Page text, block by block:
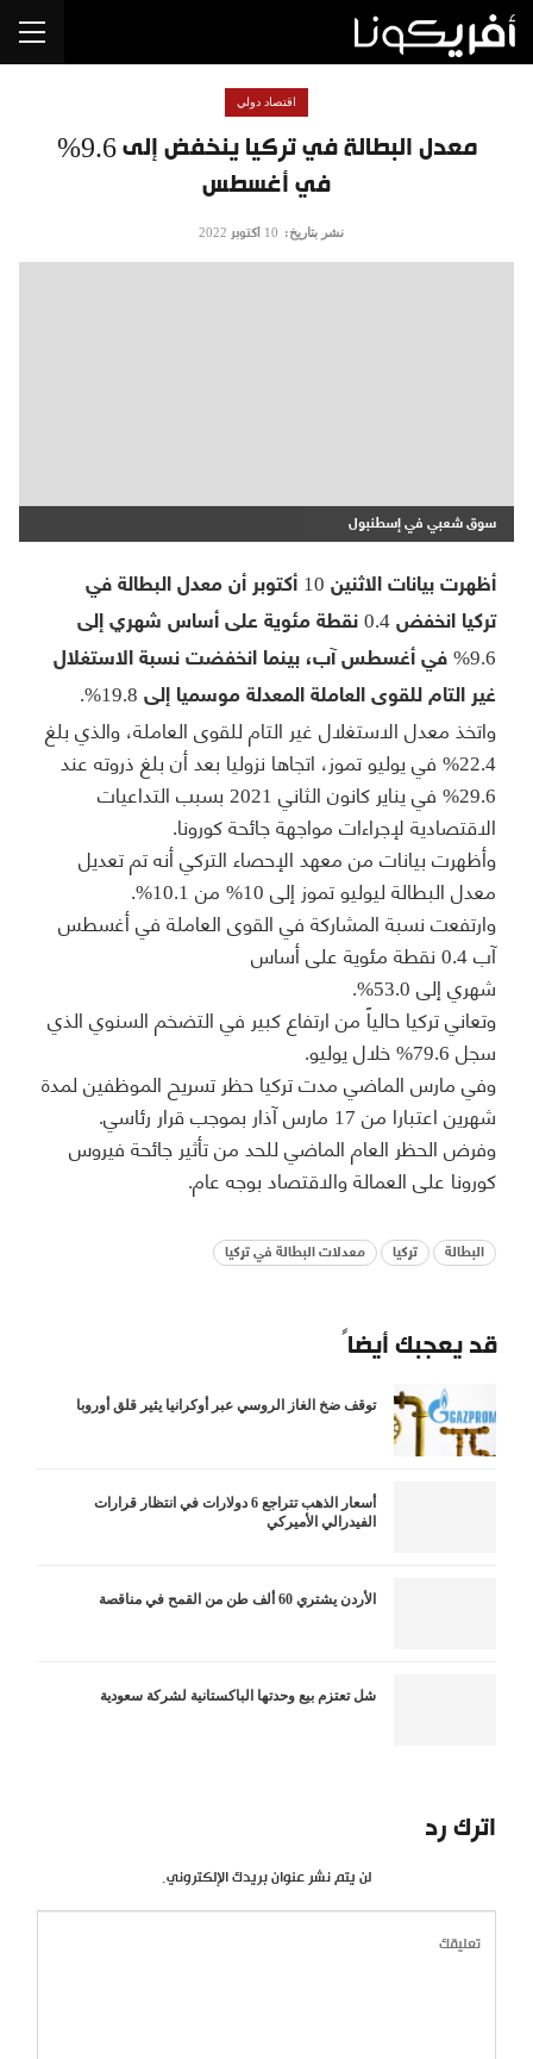
معدل البطالة في تركيا ينخفض إلى 9.6%
في أغسطس
اقتصاد دولي
نشر بتاريخ: 10 أكتوبر 2022
سوق شعبي في إسطنبول
أظهرت بيانات الاثنين 10 أكتوبر أن معدل البطالة في
تركيا انخفض 0.4 نقطة مئوية على أساس شهري إلى
9.6% في أغسطس آب، بينما انخفضت نسبة الاستغلال
غير التام للقوى العاملة المعدلة موسميا إلى 19.8%.
واتخذ معدل الاستغلال غير التام للقوى العاملة، والذي بلغ
22.4% في يوليو تموز، اتجاها نزوليا بعد أن بلغ ذروته عند
29.6% في يناير كانون الثاني 2021 بسبب التداعيات
الاقتصادية لإجراءات مواجهة جائحة كورونا.
وأظهرت بيانات من معهد الإحصاء التركي أنه تم تعديل
معدل البطالة ليوليو تموز إلى 10% من 10.1%.
وارتفعت نسبة المشاركة في القوى العاملة في أغسطس
آب 0.4 نقطة مئوية على أساس
شهري إلى 53.0%.
وتعاني تركيا حالياً من ارتفاع كبير في التضخم السنوي الذي
سجل 79.6% خلال يوليو.
وفي مارس الماضي مدت تركيا حظر تسريح الموظفين لمدة
شهرين اعتبارا من 17 مارس آذار بموجب قرار رئاسي.
وفرض الحظر العام الماضي للحد من تأثير جائحة فيروس
كورونا على العمالة والاقتصاد بوجه عام.
البطالة تركيا معدلات البطالة في تركيا
قد يعجبك أيضاً
توقف ضخ الغاز الروسي عبر أوكرانيا يثير قلق أوروبا
أسعار الذهب تتراجع 6 دولارات في انتظار قرارات
الفيدرالي الأميركي
الأردن يشتري 60 ألف طن من القمح في مناقصة
شل تعتزم بيع وحدتها الباكستانية لشركة سعودية
اترك رد
لن يتم نشر عنوان بريدك الإلكتروني.